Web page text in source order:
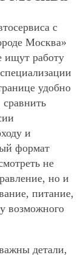
с
Москва»
ищут работу
удобно
и
формат
не
но и
питание,
возможного
детали,